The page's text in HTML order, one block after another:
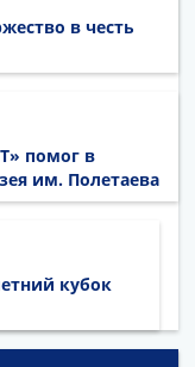
в честь
помог в
им. Полетаева
кубок